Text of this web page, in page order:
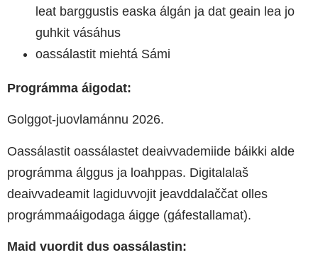
leat barggustis easka álgán ja dat geain lea jo
guhkit vásáhus
oassálastit miehtá Sámi
Prográmma áigodat:
Golggot-juovlamánnu 2026.
Oassálastit oassálastet deaivvademiide báikki alde
prográmma álggus ja loahppas. Digitalalaš
deaivvadeamit lagiduvvojit jeavddalaččat olles
prográmmaáigodaga áigge (gáfestallamat).
Maid vuordit dus oassálastin: